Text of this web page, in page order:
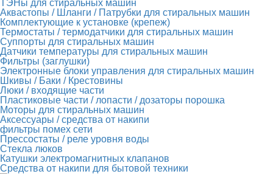
ТЭНы для стиральных машин
Аквастопы / Шланги / Патрубки для стиральных машин
Комплектующие к установке (крепеж)
Термостаты / термодатчики для стиральных машин
Суппорты для стиральных машин
Датчики температуры для стиральных машин
Фильтры (заглушки)
Электронные блоки управления для стиральных машин
Шкивы / Баки / Крестовины
Люки / входящие части
Пластиковые части / лопасти / дозаторы порошка
Моторы для стиральных машин
Аксессуары / средства от накипи
фильтры помех сети
Прессостаты / реле уровня воды
Стекла люков
Катушки электромагнитных клапанов
Средства от накипи для бытовой техники